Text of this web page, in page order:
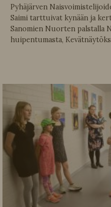
Pyhäjärven
Saimi tarttuivat kynään ja
Sanomien Nuorten palstalla
huipentumasta,